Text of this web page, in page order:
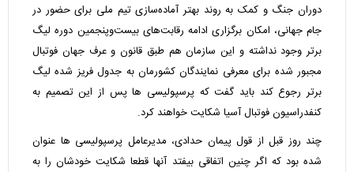
دوران جنگ و کمک به روند بهتر آماده‌سازی تیم ملی برای حضور در
جام جهانی، امکان برگزاری ادامه رقابت‌های بیست‌وپنجمین دوره لیگ
برتر وجود نداشته و این سازمان هم طبق قانون و عرف جهان فوتبال
مجبور شده برای معرفی نمایندگان کشورمان به جدول فریز شده لیگ
برتر رجوع کند باید گفت که پرسپولیسی ها پس از این تصمیم به
کنفدراسیون فوتبال آسیا شکایت خواهند کرد.
چند روز قبل از قول پیمان حدادی، مدیرعامل پرسپولیسی ها عنوان
شده بود که اگر چنین اتفاقی بیفتد آنها قطعا شکایت خودشان را به